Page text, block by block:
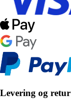
Levering og retur